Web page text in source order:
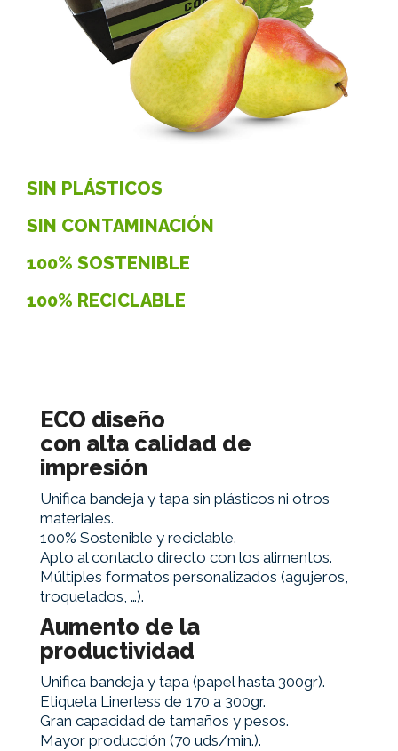
SIN PLÁSTICOS
SIN CONTAMINACIÓN
100% SOSTENIBLE
100% RECICLABLE
ECO diseño
con alta calidad de
impresión
Unifica bandeja y tapa sin plásticos ni otros
materiales.
100% Sostenible y reciclable.
Apto al contacto directo con los alimentos.
Múltiples formatos personalizados (agujeros,
troquelados, …).
Aumento de la
productividad
Unifica bandeja y tapa (papel hasta 300gr).
Etiqueta Linerless de 170 a 300gr.
Gran capacidad de tamaños y pesos.
Mayor producción (70 uds/min.).